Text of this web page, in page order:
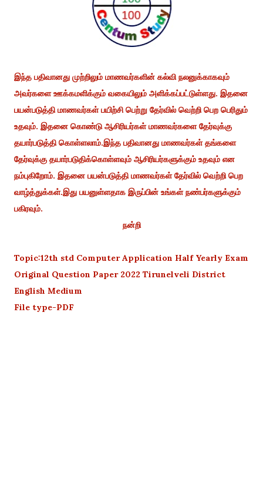
இந்த பதிவானது முற்றிலும் மாணவர்களின் கல்வி நலனுக்காகவும்
அவர்களை ஊக்கமளிக்கும் வகையிலும் அளிக்கப்பட்டுள்ளது. இதனை
பயன்படுத்தி மாணவர்கள் பயிற்சி பெற்று தேர்வில் வெற்றி பெற பெரிதும்
உதவும். இதனை கொண்டு ஆசிரியர்கள் மாணவர்களை தேர்வுக்கு
தயார்படுத்தி கொள்ளலாம்.இந்த பதிவானது மாணவர்கள் தங்களை
தேர்வுக்கு தயார்படுதிக்கொள்ளவும் ஆசிரியர்களுக்கும் உதவும் என
நம்புகிறோம். இதனை பயன்படுத்தி மாணவர்கள் தேர்வில் வெற்றி பெற
வாழ்த்துக்கள்.இது பயனுள்ளதாக இருப்பின் உங்கள் நண்பர்களுக்கும்
பகிரவும்.
நன்றி
Topic:12th std Computer Application Half Yearly Exam
Original Question Paper 2022 Tirunelveli District
English Medium
File type-PDF